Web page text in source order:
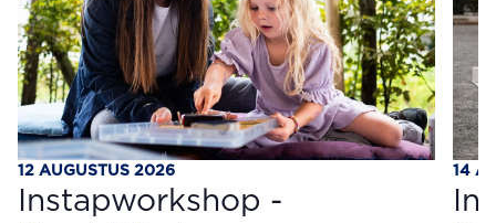
12 AUGUSTUS 2026
Instapworkshop -
14